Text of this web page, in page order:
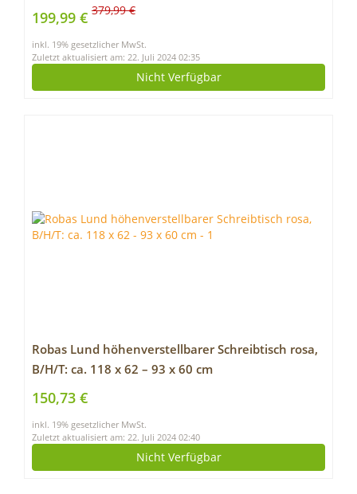
Kollisionschutz, Kindersicherung, Memory-
Steuerung und Softstart/Stop Funktion
199,99 € 379,99 €
inkl. 19% gesetzlicher MwSt.
Zuletzt aktualisiert am: 22. Juli 2024 02:35
Nicht Verfügbar
Robas Lund höhenverstellbarer Schreibtisch rosa,
B/H/T: ca. 118 x 62 – 93 x 60 cm
150,73 €
inkl. 19% gesetzlicher MwSt.
Zuletzt aktualisiert am: 22. Juli 2024 02:40
Nicht Verfügbar